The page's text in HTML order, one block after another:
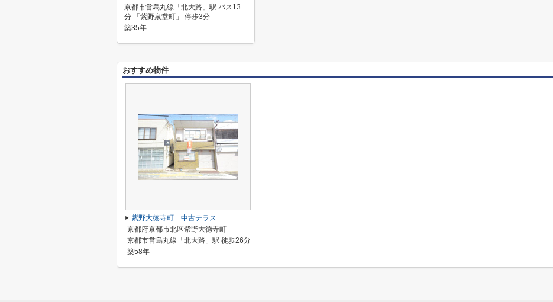
京都市営烏丸線「北大路」駅 バス13
分 「紫野泉堂町」 停歩3分
築35年
おすすめ物件
紫野大徳寺町 中古テラス
京都府京都市北区紫野大徳寺町
京都市営烏丸線「北大路」駅 徒歩26分
築58年